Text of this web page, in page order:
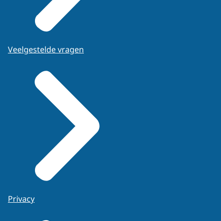
Veelgestelde vragen
Privacy